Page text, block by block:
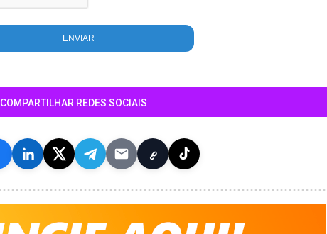
COMPARTILHAR REDES SOCIAIS